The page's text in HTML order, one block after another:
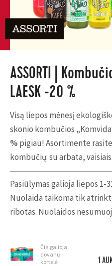
ASSORTI |
LAESK -20 %
Visą liepos mėnesį
skonio kombučios
% pigiau! Asortimente
kombučių: su arbata,
Pasiūlymas galioja liepos 1-
Nuolaida taikoma tik
ribotas. Nuolaidos
Čia galioja
dovanų
kortelė
1